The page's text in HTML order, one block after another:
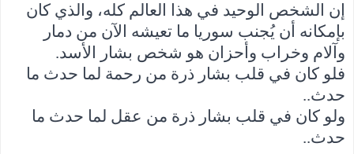
إن الشخص الوحيد في هذا العالم كله، والذي كان
بإمكانه أن يُجنب سوريا ما تعيشه الآن من دمار
وآلام وخراب وأحزان هو شخص بشار الأسد.
فلو كان في قلب بشار ذرة من رحمة لما حدث ما
حدث..
ولو كان في قلب بشار ذرة من عقل لما حدث ما
حدث..